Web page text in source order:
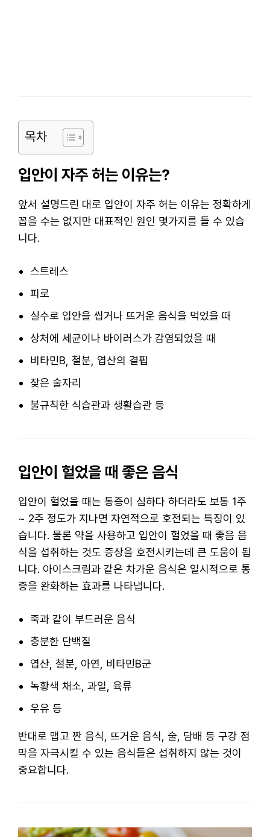
목차
입안이 자주 허는 이유는?
앞서 설명드린 대로 입안이 자주 허는 이유는 정확하게
꼽을 수는 없지만 대표적인 원인 몇가지를 들 수 있습
니다.
스트레스
피로
실수로 입안을 씹거나 뜨거운 음식을 먹었을 때
상처에 세균이나 바이러스가 감염되었을 때
비타민B, 철분, 엽산의 결핍
잦은 술자리
불규칙한 식습관과 생활습관 등
입안이 헐었을 때 좋은 음식
입안이 헐었을 때는 통증이 심하다 하더라도 보통 1주
~ 2주 정도가 지나면 자연적으로 호전되는 특징이 있
습니다. 물론 약을 사용하고 입안이 헐었을 때 좋음 음
식을 섭취하는 것도 증상을 호전시키는데 큰 도움이 됩
니다. 아이스크림과 같은 차가운 음식은 일시적으로 통
증을 완화하는 효과를 나타냅니다.
죽과 같이 부드러운 음식
충분한 단백질
엽산, 철분, 아연, 비타민B군
녹황색 채소, 과일, 육류
우유 등
반대로 맵고 짠 음식, 뜨거운 음식, 술, 담배 등 구강 점
막을 자극시킬 수 있는 음식들은 섭취하지 않는 것이
중요합니다.